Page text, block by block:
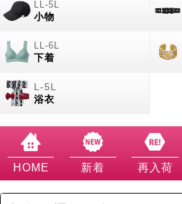
小物
下着
浴衣
HOME 新着 再入荷